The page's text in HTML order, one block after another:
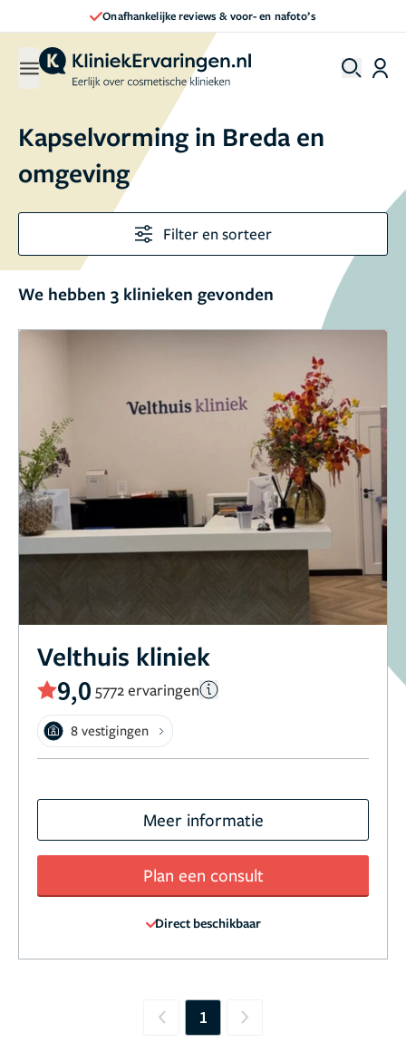
Onafhankelijke reviews & voor- en nafoto’s
Kapselvorming in Breda en
omgeving
Filter en sorteer
We hebben 3 klinieken gevonden
Velthuis kliniek
9,0 5772 ervaringen
8 vestigingen
Meer informatie
Plan een consult
Direct beschikbaar
Previous
1 Next